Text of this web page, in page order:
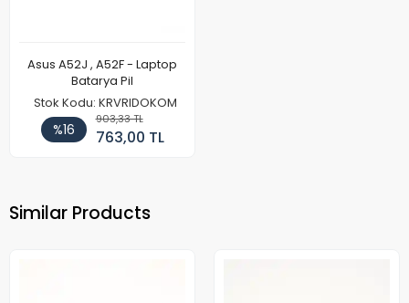
Asus A52J , A52F - Laptop
Batarya Pil
Stok Kodu: KRVRIDOKOM
%16
903,33 TL
763,00 TL
Similar Products